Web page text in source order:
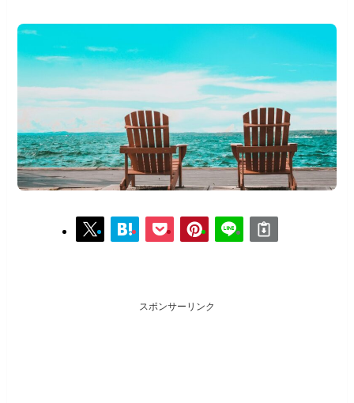
スポンサーリンク